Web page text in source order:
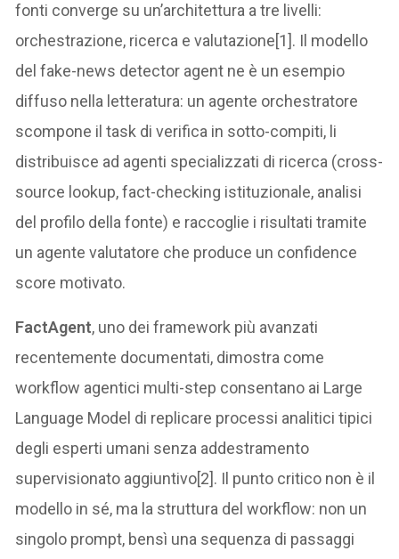
fonti converge su un’architettura a tre livelli:
orchestrazione, ricerca e valutazione[1]. Il modello
del fake-news detector agent ne è un esempio
diffuso nella letteratura: un agente orchestratore
scompone il task di verifica in sotto-compiti, li
distribuisce ad agenti specializzati di ricerca (cross-
source lookup, fact-checking istituzionale, analisi
del profilo della fonte) e raccoglie i risultati tramite
un agente valutatore che produce un confidence
score motivato.
FactAgent, uno dei framework più avanzati
recentemente documentati, dimostra come
workflow agentici multi-step consentano ai Large
Language Model di replicare processi analitici tipici
degli esperti umani senza addestramento
supervisionato aggiuntivo[2]. Il punto critico non è il
modello in sé, ma la struttura del workflow: non un
singolo prompt, bensì una sequenza di passaggi